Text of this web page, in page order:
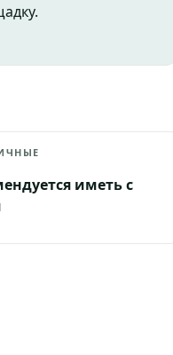
иметь с